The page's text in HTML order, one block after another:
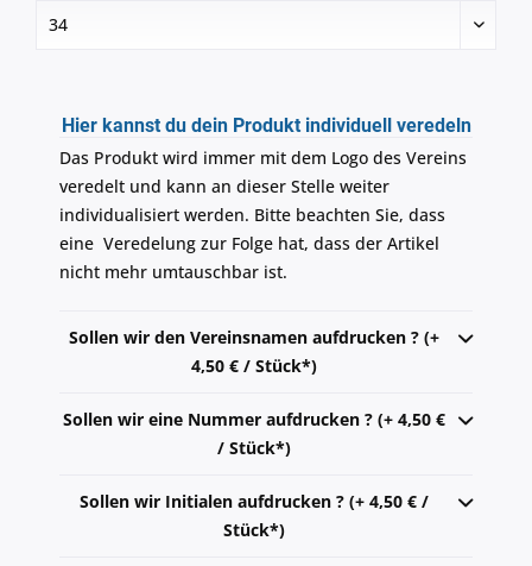
Hier kannst du dein Produkt individuell veredeln
Das Produkt wird immer mit dem Logo des Vereins
veredelt und kann an dieser Stelle weiter
individualisiert werden. Bitte beachten Sie, dass
eine Veredelung zur Folge hat, dass der Artikel
nicht mehr umtauschbar ist.
Sollen wir den Vereinsnamen aufdrucken ? (+
4,50 € / Stück*)
Sollen wir eine Nummer aufdrucken ? (+ 4,50 €
/ Stück*)
Sollen wir Initialen aufdrucken ? (+ 4,50 € /
Stück*)